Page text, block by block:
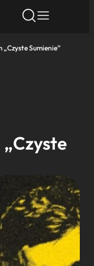
Sumienie”